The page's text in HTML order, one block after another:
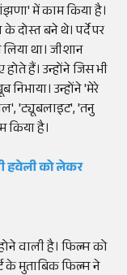
में काम किया है।
बने थे। पर्दे पर
था। जीशान
हैं। उन्होंने जिस भी
उन्होंने 'मेरे
, 'ट्यूबलाइट', 'तनु
है।
हवेली को लेकर
वाली है। फिल्म को
के मुताबिक फिल्म ने